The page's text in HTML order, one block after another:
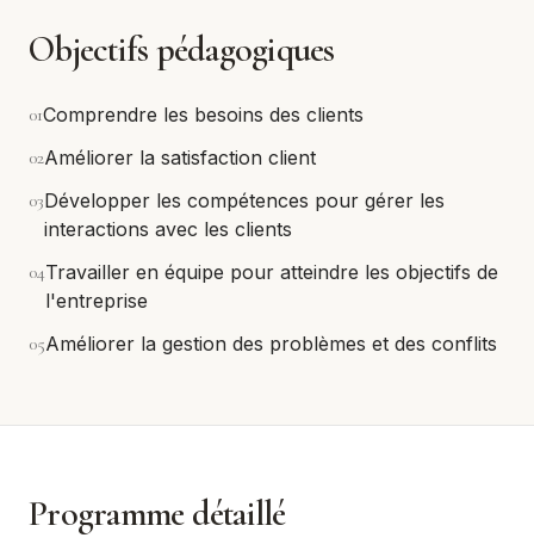
Objectifs pédagogiques
01Comprendre les besoins des clients
02Améliorer la satisfaction client
03Développer les compétences pour gérer les
interactions avec les clients
04Travailler en équipe pour atteindre les objectifs de
l'entreprise
05Améliorer la gestion des problèmes et des conflits
Programme détaillé